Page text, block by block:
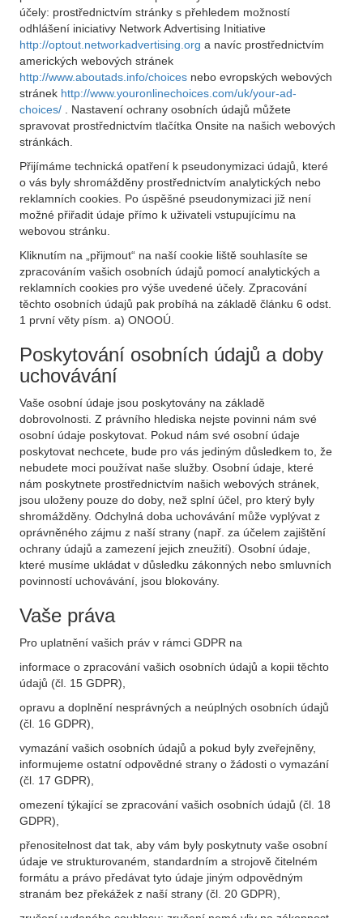
účely: prostřednictvím stránky s přehledem možností
odhlášení iniciativy Network Advertising Initiative
http://optout.networkadvertising.org a navíc prostřednictvím
amerických webových stránek
http://www.aboutads.info/choices nebo evropských webových
stránek http://www.youronlinechoices.com/uk/your-ad-
choices/
. Nastavení ochrany osobních údajů můžete
spravovat prostřednictvím tlačítka Onsite na našich webových
stránkách.
Přijímáme technická opatření k pseudonymizaci údajů, které
o vás byly shromážděny prostřednictvím analytických nebo
reklamních cookies. Po úspěšné pseudonymizaci již není
možné přiřadit údaje přímo k uživateli vstupujícímu na
webovou stránku.
Kliknutím na „přijmout“ na naší cookie liště souhlasíte se
zpracováním vašich osobních údajů pomocí analytických a
reklamních cookies pro výše uvedené účely. Zpracování
těchto osobních údajů pak probíhá na základě článku 6 odst.
1 první věty písm. a) ONOOÚ.
Poskytování osobních údajů a doby
uchovávání
Vaše osobní údaje jsou poskytovány na základě
dobrovolnosti. Z právního hlediska nejste povinni nám své
osobní údaje poskytovat. Pokud nám své osobní údaje
poskytovat nechcete, bude pro vás jediným důsledkem to, že
nebudete moci používat naše služby. Osobní údaje, které
nám poskytnete prostřednictvím našich webových stránek,
jsou uloženy pouze do doby, než splní účel, pro který byly
shromážděny. Odchylná doba uchovávání může vyplývat z
oprávněného zájmu z naší strany (např. za účelem zajištění
ochrany údajů a zamezení jejich zneužití). Osobní údaje,
které musíme ukládat v důsledku zákonných nebo smluvních
povinností uchovávání, jsou blokovány.
Vaše práva
Pro uplatnění vašich práv v rámci GDPR na
informace o zpracování vašich osobních údajů a kopii těchto
údajů (čl. 15 GDPR),
opravu a doplnění nesprávných a neúplných osobních údajů
(čl. 16 GDPR),
vymazání vašich osobních údajů a pokud byly zveřejněny,
informujeme ostatní odpovědné strany o žádosti o vymazání
(čl. 17 GDPR),
omezení týkající se zpracování vašich osobních údajů (čl. 18
GDPR),
přenositelnost dat tak, aby vám byly poskytnuty vaše osobní
údaje ve strukturovaném, standardním a strojově čitelném
formátu a právo předávat tyto údaje jiným odpovědným
stranám bez překážek z naší strany (čl. 20 GDPR),